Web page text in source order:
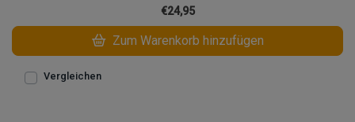
€24,95
Zum Warenkorb hinzufügen
Vergleichen